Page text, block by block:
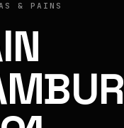
& PAINS